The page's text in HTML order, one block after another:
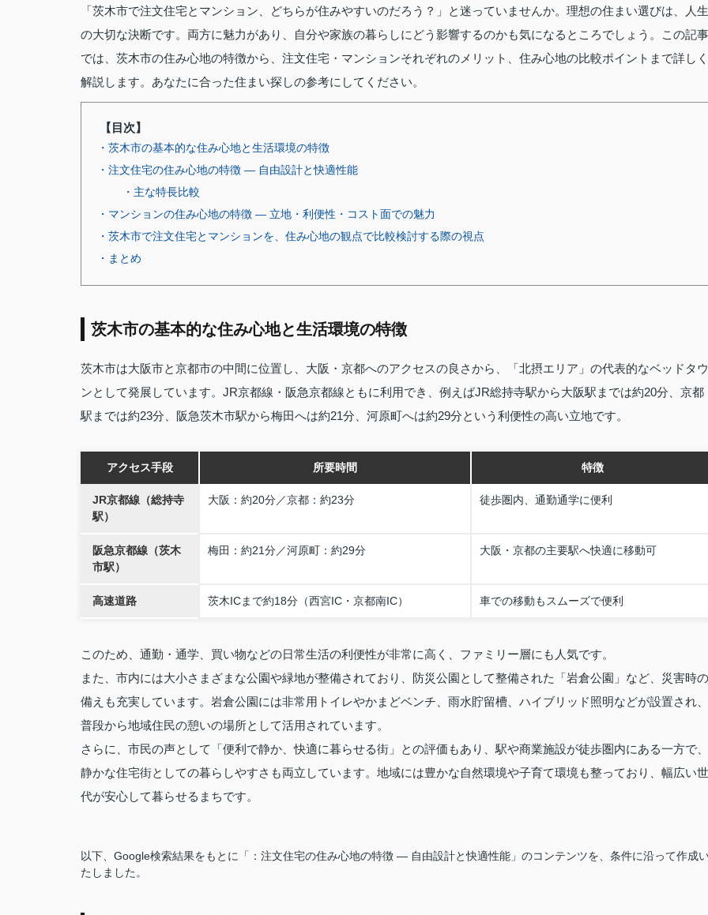
「茨木市で注文住宅とマンション、どちらが住みやすいのだろう？」と迷っていませんか。理想の住まい選びは、人生
の大切な決断です。両方に魅力があり、自分や家族の暮らしにどう影響するのかも気になるところでしょう。この記事
では、茨木市の住み心地の特徴から、注文住宅・マンションそれぞれのメリット、住み心地の比較ポイントまで詳しく
解説します。あなたに合った住まい探しの参考にしてください。
【目次】
・茨木市の基本的な住み心地と生活環境の特徴
・注文住宅の住み心地の特徴 — 自由設計と快適性能
・主な特長比較
・マンションの住み心地の特徴 — 立地・利便性・コスト面での魅力
・茨木市で注文住宅とマンションを、住み心地の観点で比較検討する際の視点
・まとめ
茨木市の基本的な住み心地と生活環境の特徴
茨木市は大阪市と京都市の中間に位置し、大阪・京都へのアクセスの良さから、「北摂エリア」の代表的なベッドタウ
ンとして発展しています。JR京都線・阪急京都線ともに利用でき、例えばJR総持寺駅から大阪駅までは約20分、京都
駅までは約23分、阪急茨木市駅から梅田へは約21分、河原町へは約29分という利便性の高い立地です。
アクセス手段 所要時間 特徴
JR京都線（総持寺
駅）
大阪：約20分／京都：約23分 徒歩圏内、通勤通学に便利
阪急京都線（茨木
市駅）
梅田：約21分／河原町：約29分 大阪・京都の主要駅へ快適に移動可
高速道路 茨木ICまで約18分（西宮IC・京都南IC） 車での移動もスムーズで便利
このため、通勤・通学、買い物などの日常生活の利便性が非常に高く、ファミリー層にも人気です。
また、市内には大小さまざまな公園や緑地が整備されており、防災公園として整備された「岩倉公園」など、災害時の
備えも充実しています。岩倉公園には非常用トイレやかまどベンチ、雨水貯留槽、ハイブリッド照明などが設置され、
普段から地域住民の憩いの場所として活用されています。
さらに、市民の声として「便利で静か、快適に暮らせる街」との評価もあり、駅や商業施設が徒歩圏内にある一方で、
静かな住宅街としての暮らしやすさも両立しています。地域には豊かな自然環境や子育て環境も整っており、幅広い世
代が安心して暮らせるまちです。
以下、Google検索結果をもとに「：注文住宅の住み心地の特徴 — 自由設計と快適性能」のコンテンツを、条件に沿って作成
たしました。